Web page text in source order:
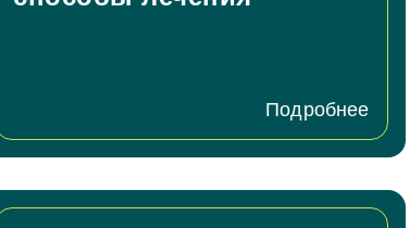
Подробнее